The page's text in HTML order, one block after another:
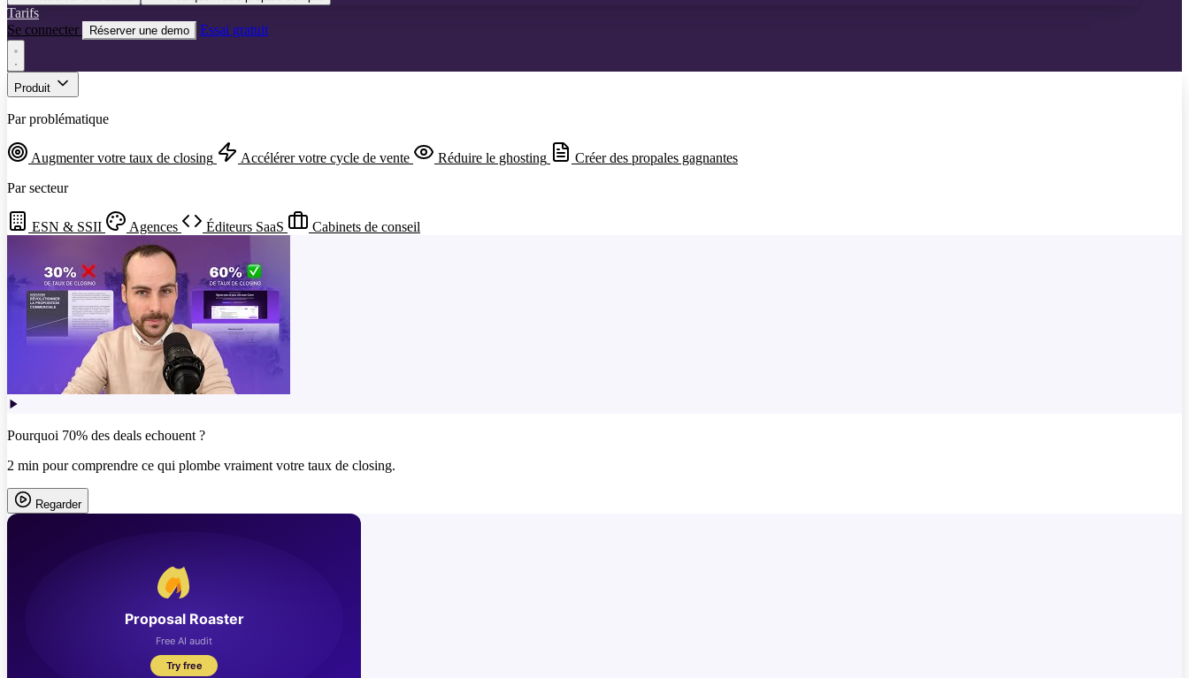
Tarifs
Se connecter
Réserver une demo Essai gratuit
Produit
Par problématique
Augmenter votre taux de closing Accélérer votre cycle de vente Réduire le ghosting
Créer des propales gagnantes
Par secteur
ESN & SSII Agences Éditeurs SaaS Cabinets de conseil
Pourquoi 70% des deals echouent ?
2 min pour comprendre ce qui plombe vraiment votre taux de closing.
Regarder